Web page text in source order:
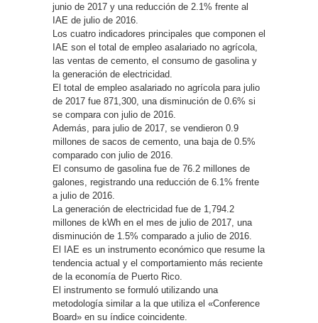
junio de 2017 y una reducción de 2.1% frente al
IAE de julio de 2016.
Los cuatro indicadores principales que componen el
IAE son el total de empleo asalariado no agrícola,
las ventas de cemento, el consumo de gasolina y
la generación de electricidad.
El total de empleo asalariado no agrícola para julio
de 2017 fue 871,300, una disminución de 0.6% si
se compara con julio de 2016.
Además, para julio de 2017, se vendieron 0.9
millones de sacos de cemento, una baja de 0.5%
comparado con julio de 2016.
El consumo de gasolina fue de 76.2 millones de
galones, registrando una reducción de 6.1% frente
a julio de 2016.
La generación de electricidad fue de 1,794.2
millones de kWh en el mes de julio de 2017, una
disminución de 1.5% comparado a julio de 2016.
El IAE es un instrumento económico que resume la
tendencia actual y el comportamiento más reciente
de la economía de Puerto Rico.
El instrumento se formuló utilizando una
metodología similar a la que utiliza el «Conference
Board» en su índice coincidente.